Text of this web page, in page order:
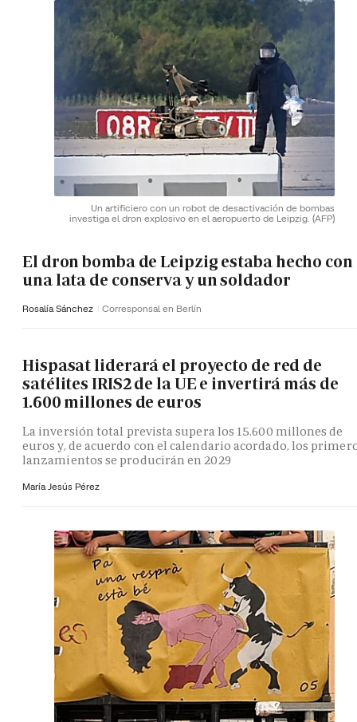
Un artificiero con un robot de desactivación de bombas
investiga el dron explosivo en el aeropuerto de Leipzig. (AFP)
El dron bomba de Leipzig estaba hecho con
una lata de conserva y un soldador
Rosalía Sánchez Corresponsal en Berlín
Hispasat liderará el proyecto de red de
satélites IRIS2 de la UE e invertirá más de
1.600 millones de euros
La inversión total prevista supera los 15.600 millones de
euros y, de acuerdo con el calendario acordado, los
lanzamientos se producirán en 2029
María Jesús Pérez